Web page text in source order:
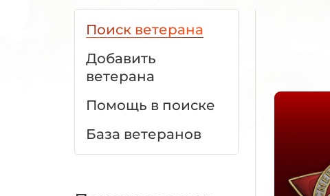
Поиск ветерана
Добавить
ветерана
Помощь в поиске
База ветеранов